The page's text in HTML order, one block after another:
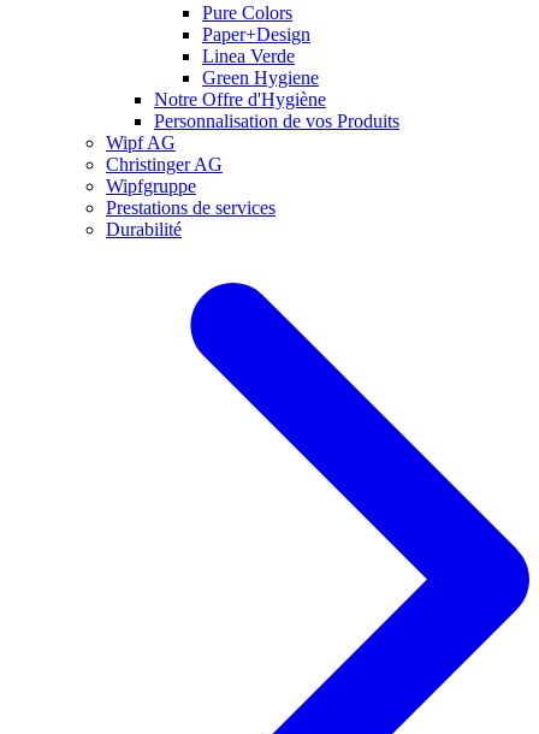
Pure Colors
Paper+Design
Linea Verde
Green Hygiene
Notre Offre d'Hygiène
Personnalisation de vos Produits
Wipf AG
Christinger AG
Wipfgruppe
Prestations de services
Durabilité